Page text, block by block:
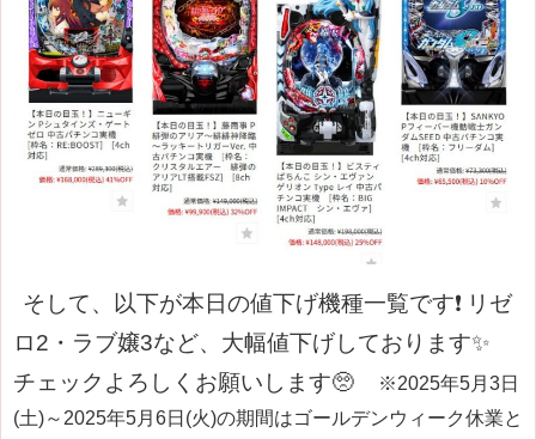
そして、以下が本日の値下げ機種一覧です❗ リゼ
ロ2・ラブ嬢3など、大幅値下げしております✨
チェックよろしくお願いします🥺
※2025年5月3日
(土)～2025年5月6日(火)の期間はゴールデンウィーク休業と